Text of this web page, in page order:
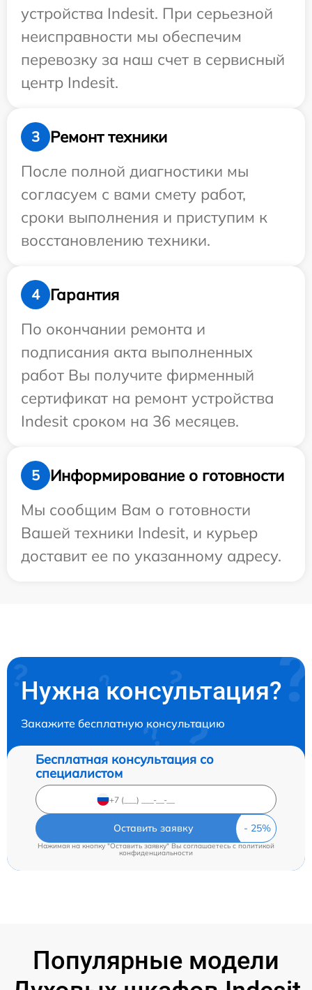
устройства Indesit. При серьезной
неисправности мы обеспечим
перевозку за наш счет в сервисный
центр Indesit.
3
Ремонт техники
После полной диагностики мы
согласуем с вами смету работ,
сроки выполнения и приступим к
восстановлению техники.
4
Гарантия
По окончании ремонта и
подписания акта выполненных
работ Вы получите фирменный
сертификат на ремонт устройства
Indesit сроком на 36 месяцев.
5
Информирование о готовности
Мы сообщим Вам о готовности
Вашей техники Indesit, и курьер
доставит ее по указанному адресу.
Нужна консультация?
Закажите бесплатную консультацию
Бесплатная консультация со
специалистом
Оставить заявку
Нажимая на кнопку "Оставить заявку" Вы соглашаетесь c политикой
конфиденциальности
Популярные модели